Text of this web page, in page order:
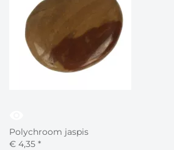
Polychroom jaspis
€ 4,35 *